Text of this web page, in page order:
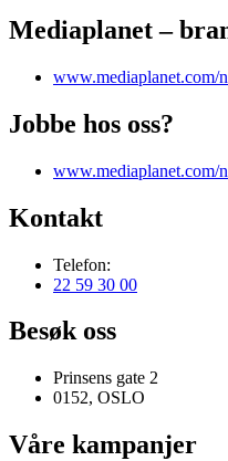
Mediaplanet –
www.mediaplanet.com/
Jobbe hos oss?
www.mediaplanet.com/
Kontakt
Telefon:
22 59 30 00
Besøk oss
Prinsens gate 2
0152, OSLO
Våre kampanjer